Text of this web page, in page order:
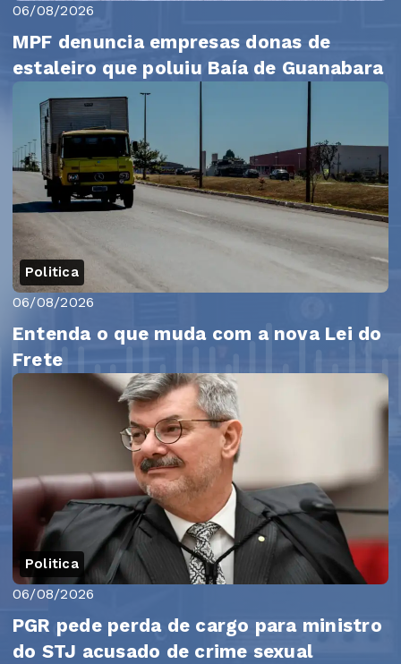
06/08/2026
MPF denuncia empresas donas de
estaleiro que poluiu Baía de Guanabara
Politica
06/08/2026
Entenda o que muda com a nova Lei do
Frete
Politica
06/08/2026
PGR pede perda de cargo para ministro
do STJ acusado de crime sexual